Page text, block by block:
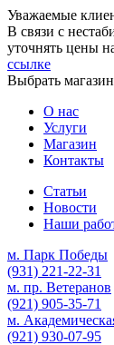
Уважаемые
В связи с
уточнять цены
ссылке
Выбрать магазин
О нас
Услуги
Магазин
Контакты
Статьи
Новости
Наши
м. Парк Победы
(931) 221-22-31
м. пр. Ветеранов
(921) 905-35-71
м.
(921) 930-07-95